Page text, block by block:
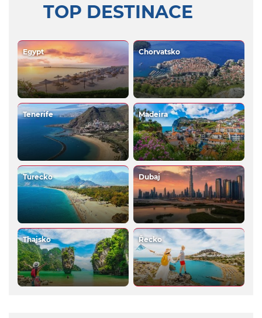
TOP DESTINACE
Egypt Chorvatsko
Tenerife Madeira
Turecko Dubaj
Thajsko Řecko